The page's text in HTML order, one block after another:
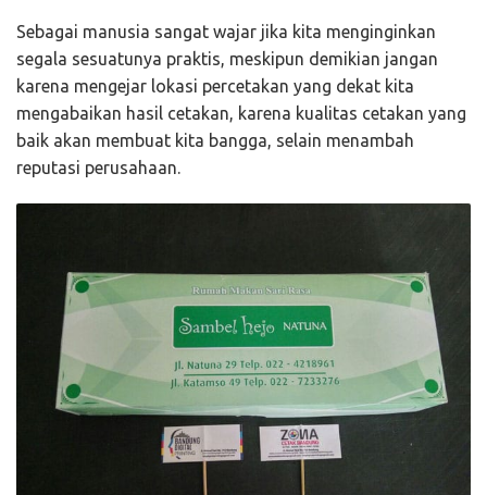
Sebagai manusia sangat wajar jika kita menginginkan
segala sesuatunya praktis, meskipun demikian jangan
karena mengejar lokasi percetakan yang dekat kita
mengabaikan hasil cetakan, karena kualitas cetakan yang
baik akan membuat kita bangga, selain menambah
reputasi perusahaan.